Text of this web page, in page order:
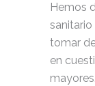
Hemos
tomar
en